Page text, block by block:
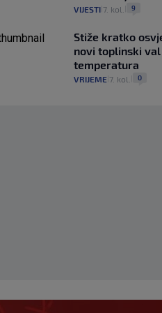
VIJESTI 7. kol. 9
Stiže kratko
novi toplinski
temperatura
VRIJEME 7. kol. 0
Igor Bišćan